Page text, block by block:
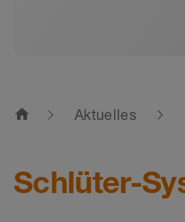
home Aktuelles
Schlüter-